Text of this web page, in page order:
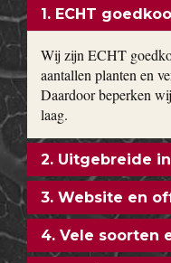
1. ECHT
Wij zijn ECHT
aantallen planten en
Daardoor beperken
laag.
2. Uitgebreide
3. Website en
4. Vele soorten